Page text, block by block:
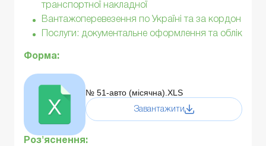
транспортної накладної
Вантажоперевезення по Україні та за кордон
Послуги: документальне оформлення та облік
Форма:
№ 51-авто (місячна).XLS
Завантажити
Роз'яснення: